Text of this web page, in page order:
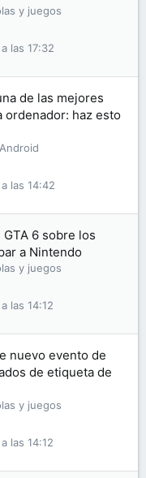
y juegos
las 17:32
de las mejores
ordenador: haz esto
las 14:42
GTA 6 sobre los
a Nintendo
y juegos
las 14:12
nuevo evento de
de etiqueta de
y juegos
las 14:12